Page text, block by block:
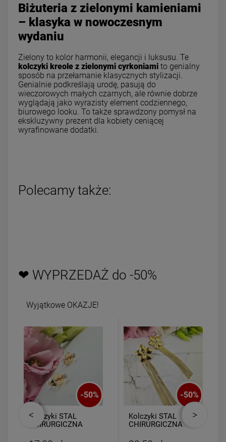
Biżuteria z zielonymi kamieniami
– klasyka w nowoczesnym
wydaniu
Zielony to kolor harmonii, elegancji i luksusu. Te
kolczyki kreole z zielonymi cyrkoniami to genialny
sposób na przełamanie klasycznych stylizacji.
Genialnie podkreślają urodę, pasują do
wieczorowych małych czarnych, ale równie dobrze
wyglądają jako wyrazisty element codziennego,
biurowego looku. To także sprawdzony pomysł na
ekskluzywny prezent dla kobiety ceniącej
wyrafinowane dodatki.
Polecamy także:
❤ WYPRZEDAŻ do -50%
Wyjątkowe OKAZJE!
-50%
Kolczyki STAL
CHIRURGICZNA
-50%
Kolczyki STAL
CHIRURGICZNA